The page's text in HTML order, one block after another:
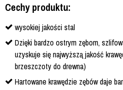
Cechy produktu:
wysokiej jakości stal
Dzięki bardzo ostrym zębom,
uzyskuje się najwyższą jakość
brzeszczoty do drewna)
Hartowane krawędzie zębów daje